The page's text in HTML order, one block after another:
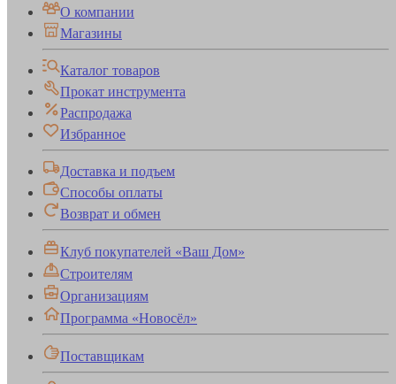
О компании
Магазины
Каталог товаров
Прокат инструмента
Распродажа
Избранное
Доставка и подъем
Способы оплаты
Возврат и обмен
Клуб покупателей «Ваш Дом»
Строителям
Организациям
Программа «Новосёл»
Поставщикам